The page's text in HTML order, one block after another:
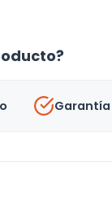
Plegable
Impermeable